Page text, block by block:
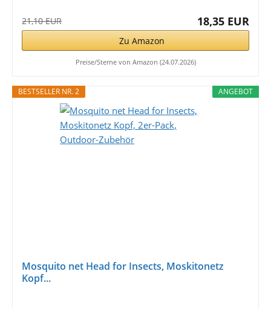
21,10 EUR 18,35 EUR
Zu Amazon
Preise/Sterne von Amazon (24.07.2026)
ANGEBOT
BESTSELLER NR. 2
Mosquito net Head for Insects, Moskitonetz
Kopf...